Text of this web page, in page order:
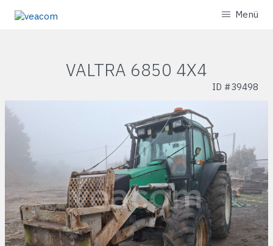
Menü
VALTRA 6850 4X4
ID #39498